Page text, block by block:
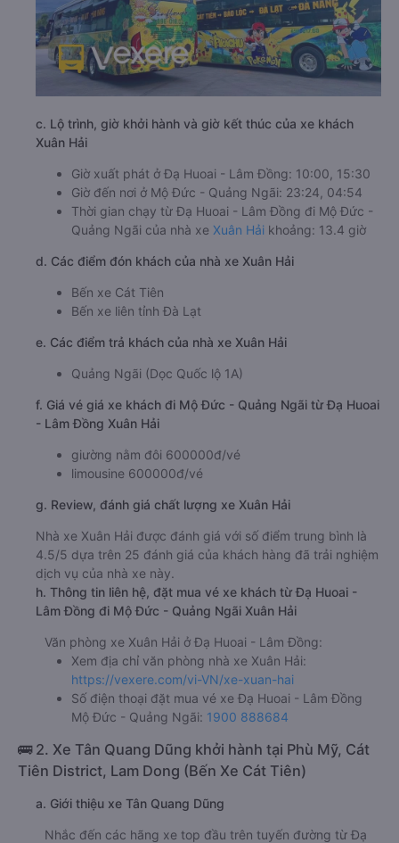
c. Lộ trình, giờ khởi hành và giờ kết thúc của xe khách
Xuân Hải
Giờ xuất phát ở Đạ Huoai - Lâm Đồng: 10:00, 15:30
Giờ đến nơi ở Mộ Đức - Quảng Ngãi: 23:24, 04:54
Thời gian chạy từ Đạ Huoai - Lâm Đồng đi Mộ Đức -
Quảng Ngãi của nhà xe Xuân Hải khoảng: 13.4 giờ
d. Các điểm đón khách của nhà xe Xuân Hải
Bến xe Cát Tiên
Bến xe liên tỉnh Đà Lạt
e. Các điểm trả khách của nhà xe Xuân Hải
Quảng Ngãi (Dọc Quốc lộ 1A)
f. Giá vé giá xe khách đi Mộ Đức - Quảng Ngãi từ Đạ Huoai
- Lâm Đồng Xuân Hải
giường nằm đôi 600000đ/vé
limousine 600000đ/vé
g. Review, đánh giá chất lượng xe Xuân Hải
Nhà xe Xuân Hải được đánh giá với số điểm trung bình là
4.5/5 dựa trên 25 đánh giá của khách hàng đã trải nghiệm
dịch vụ của nhà xe này.
h. Thông tin liên hệ, đặt mua vé xe khách từ Đạ Huoai -
Lâm Đồng đi Mộ Đức - Quảng Ngãi Xuân Hải
Văn phòng xe Xuân Hải ở Đạ Huoai - Lâm Đồng:
Xem địa chỉ văn phòng nhà xe Xuân Hải:
https://vexere.com/vi-VN/xe-xuan-hai
Số điện thoại đặt mua vé xe Đạ Huoai - Lâm Đồng
Mộ Đức - Quảng Ngãi: 1900 888684
🚌 2. Xe Tân Quang Dũng khởi hành tại Phù Mỹ, Cát
Tiên District, Lam Dong (Bến Xe Cát Tiên)
a. Giới thiệu xe Tân Quang Dũng
Nhắc đến các hãng xe top đầu trên tuyến đường từ Đạ